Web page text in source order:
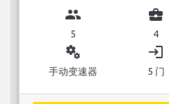
group
5
business_center
4
miscellaneous_services
手动变速器
login
5 门